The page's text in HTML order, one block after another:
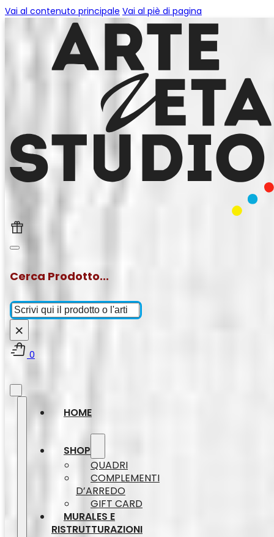
Vai al contenuto principale Vai al piè di pagina
Cerca Prodotto...
Cerca
×
0
HOME
SHOP
QUADRI
COMPLEMENTI
D’ARREDO
GIFT CARD
MURALES E
RISTRUTTURAZIONI